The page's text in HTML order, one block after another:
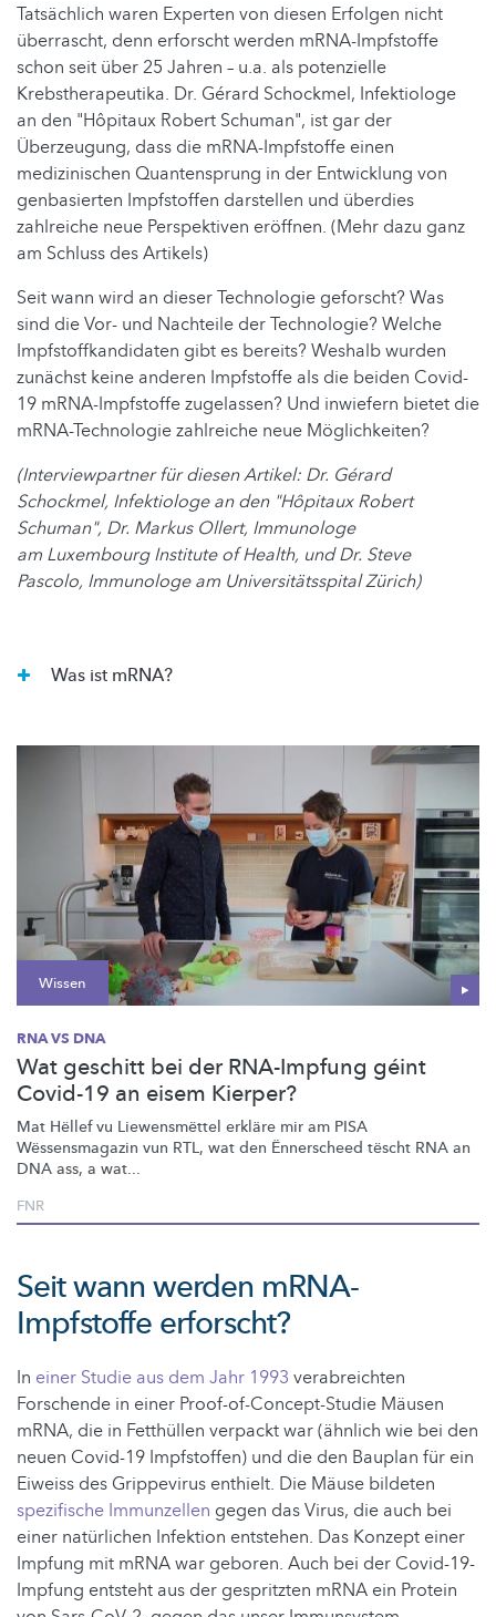
Tatsächlich waren Experten von diesen Erfolgen nicht
überrascht, denn erforscht werden mRNA-Impfstoffe
schon seit über 25 Jahren – u.a. als potenzielle
Krebstherapeutika. Dr. Gérard Schockmel, Infektiologe
an den "Hôpitaux Robert Schuman", ist gar der
Überzeugung, dass die mRNA-Impfstoffe einen
medizinischen Quantensprung in der Entwicklung von
genbasierten Impfstoffen darstellen und überdies
zahlreiche neue Perspektiven eröffnen. (Mehr dazu ganz
am Schluss des Artikels)
Seit wann wird an dieser Technologie geforscht? Was
sind die Vor- und Nachteile der Technologie? Welche
Impfstoffkandidaten gibt es bereits? Weshalb wurden
zunächst keine anderen Impfstoffe als die beiden Covid-
19 mRNA-Impfstoffe zugelassen? Und inwiefern bietet die
mRNA-Technologie zahlreiche neue Möglichkeiten?
(Interviewpartner für diesen Artikel: Dr. Gérard
Schockmel, Infektiologe an den "Hôpitaux Robert
Schuman", Dr. Markus Ollert, Immunologe
am Luxembourg Institute of Health, und Dr. Steve
Pascolo, Immunologe am Universitätsspital Zürich)
Was ist mRNA?
Wissen
RNA VS DNA
Wat geschitt bei der RNA-Impfung géint
Covid-19 an eisem Kierper?
Mat Hëllef vu Liewensmëttel erkläre mir am PISA
Wëssensmagazin vun RTL, wat den Ënnerscheed tëscht RNA an
DNA ass, a wat...
FNR
Seit wann werden mRNA-
Impfstoffe erforscht?
In einer Studie aus dem Jahr 1993 verabreichten
Forschende in einer Proof-of-Concept-Studie Mäusen
mRNA, die in Fetthüllen verpackt war (ähnlich wie bei den
neuen Covid-19 Impfstoffen) und die den Bauplan für ein
Eiweiss des Grippevirus enthielt. Die Mäuse bildeten
spezifische Immunzellen gegen das Virus, die auch bei
einer natürlichen Infektion entstehen. Das Konzept einer
Impfung mit mRNA war geboren. Auch bei der Covid-19-
Impfung entsteht aus der gespritzten mRNA ein Protein